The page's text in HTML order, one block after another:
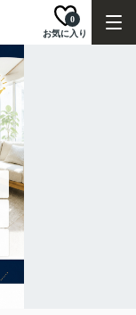
お気に入り
0